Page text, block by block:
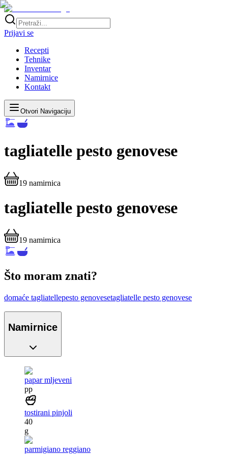
Prijavi se
Recepti
Tehnike
Inventar
Namirnice
Kontakt
Otvori Navigaciju
tagliatelle pesto genovese
19 namirnica
tagliatelle pesto genovese
19 namirnica
Što moram znati?
domaće tagliatellepesto genovesetagliatelle pesto genovese
Namirnice
papar mljeveni
pp
tostirani pinjoli
40
g
parmigiano reggiano